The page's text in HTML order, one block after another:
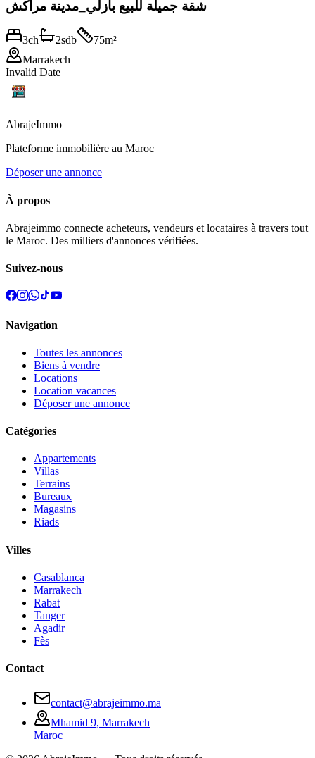
شقة جميلة للبيع بازلي_مدينة مراكش
3ch 2sdb 75m²
Marrakech
Invalid Date
AbrajeImmo
Plateforme immobilière au Maroc
Déposer une annonce
À propos
Abrajeimmo connecte acheteurs, vendeurs et locataires à travers tout
le Maroc. Des milliers d'annonces vérifiées.
Suivez-nous
Navigation
Toutes les annonces
Biens à vendre
Locations
Location vacances
Déposer une annonce
Catégories
Appartements
Villas
Terrains
Bureaux
Magasins
Riads
Villes
Casablanca
Marrakech
Rabat
Tanger
Agadir
Fès
Contact
contact@abrajeimmo.ma
Mhamid 9, Marrakech
Maroc